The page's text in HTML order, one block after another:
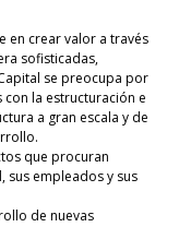
en crear valor a través
sofisticadas,
se preocupa por
la estructuración e
a gran escala y de
que procuran
sus empleados y sus
de nuevas